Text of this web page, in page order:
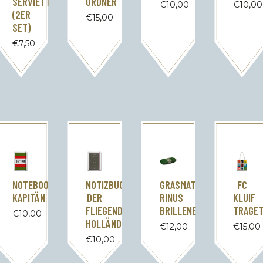
(2ER
SET)
€7,50
€15,00
€10,00 €10,00
NOTEBOOK-
KAPITÄN
€10,00
NOTIZBUCH
DER
FLIEGENDE
HOLLÄNDER
€10,00
GRASMATTE
RINUS
BRILLENETUI
€12,00
FC
KLUIF
€15,00